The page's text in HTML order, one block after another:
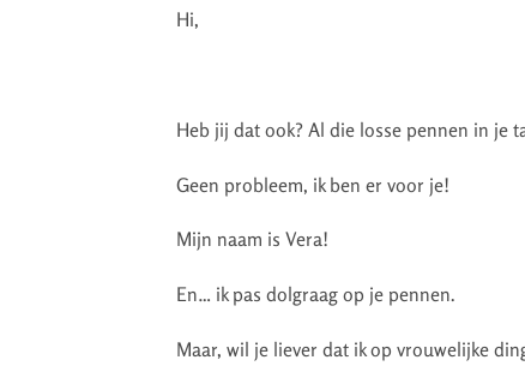
Hi,
Heb jij dat ook? Al die losse pennen in je
Geen probleem, ik ben er voor je!
Mijn naam is Vera!
En… ik pas dolgraag op je pennen.
Maar, wil je liever dat ik op vrouwelijke